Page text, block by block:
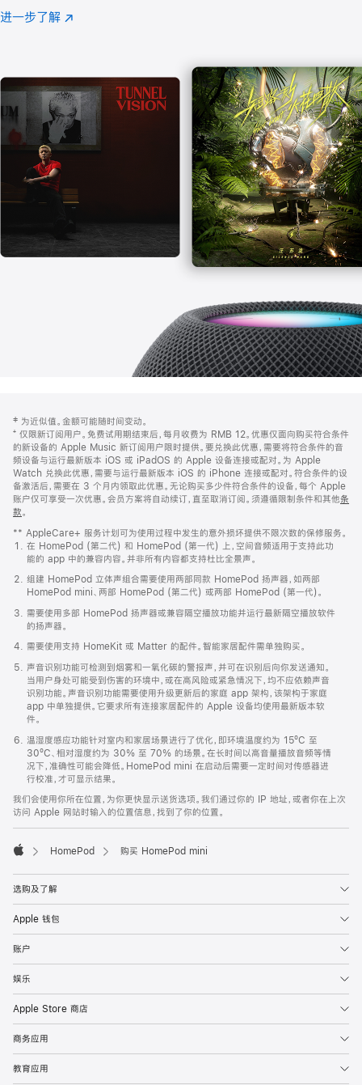
注
进一步了解 Apple
(在
口
中
打
开)
页
页
脚
注
‡ 为近似值。金额可能随时间变动。
⁺ 仅限新订阅用户。免费试用期结束后，每月收费为 RMB 12。优惠仅面向购买符合条件
的新设备的 Apple Music 新订阅用户限时提供。要兑换此优惠，需要将符合条件的音
频设备与运行最新版本 iOS 或 iPadOS 的 Apple 设备连接或配对。为 Apple
Watch 兑换此优惠，需要与运行最新版本 iOS 的 iPhone 连接或配对。符合条件的设
备激活后，需要在 3 个月内领取此优惠。无论购买多少件符合条件的设备，每个 Apple
账户仅可享受一次优惠。会员方案将自动续订，直至取消订阅。须遵循限制条件和其他条
款。
窗
口
中
打
开)
** AppleCare+ 服务计划可为使用过程中发生的意外损坏提供不限次数的保修服务。
在 HomePod (第二代) 和 HomePod (第一代) 上，空间音频适用于支持此功
能的 app 中的兼容内容。并非所有内容都支持杜比全景声。
组建 HomePod 立体声组合需要使用两部同款 HomePod 扬声器，如两部
HomePod mini、两部 HomePod (第二代) 或两部 HomePod (第一代)。
需要使用多部 HomePod 扬声器或兼容隔空播放功能并运行最新隔空播放软件
的扬声器。
需要使用支持 HomeKit 或 Matter 的配件。智能家居配件需单独购买。
声音识别功能可检测到烟雾和一氧化碳的警报声，并可在识别后向你发送通知。
当用户身处可能受到伤害的环境中，或在高风险或紧急情况下，均不应依赖声音
识别功能。声音识别功能需要使用升级更新后的家庭 app 架构，该架构于家庭
app 中单独提供。它要求所有连接家居配件的 Apple 设备均使用最新版本软
件。
温湿度感应功能针对室内和家居场景进行了优化，即环境温度约为 15ºC 至
30ºC、相对湿度约为 30% 至 70% 的场景。在长时间以高音量播放音频等情
况下，准确性可能会降低。HomePod mini 在启动后需要一定时间对传感器进
行校准，才可显示结果。
我们会使用你所在位置，为你更快显示送货选项。我们通过你的 IP 地址，或者你在上次
访问 Apple 网站时输入的位置信息，找到了你的位置。
HomePod 购买 HomePod mini
选购及了解
Apple 钱包
账户
娱乐
Apple Store 商店
商务应用
教育应用